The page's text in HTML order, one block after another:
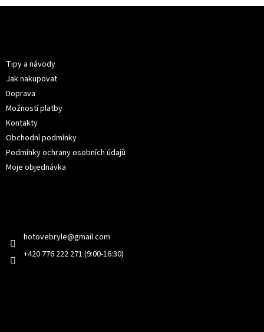
Tipy a návody
Jak nakupovat
Doprava
Možností platby
Kontakty
Obchodní podmínky
Podmínky ochrany osobních údajů
Moje objednávka
hotovebryle@gmail.com
+420 776 222 271 (9:00-16:30)